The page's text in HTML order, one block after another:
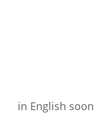
in English soon